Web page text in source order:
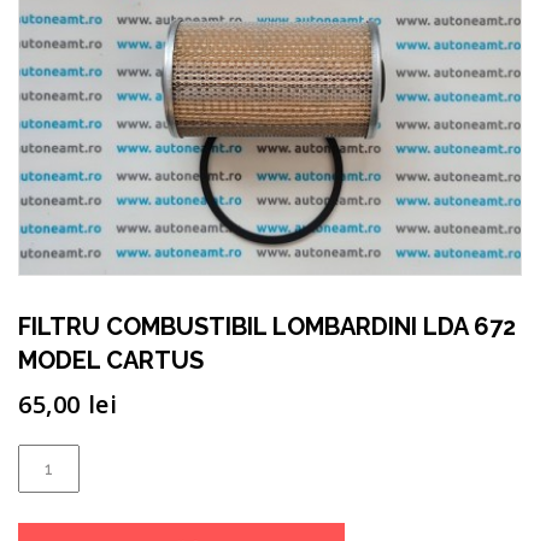
FILTRU COMBUSTIBIL LOMBARDINI LDA 672
MODEL CARTUS
65,00 lei
FILTRU
COMBUSTIBIL